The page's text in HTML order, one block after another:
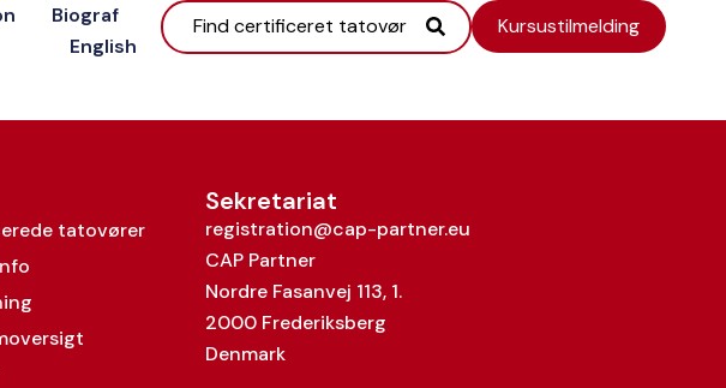
Biograf
English
Find certificeret tatovør Kursustilmelding
tatovører
Sekretariat
registration@cap-partner.eu
CAP Partner
Nordre Fasanvej 113, 1.
2000 Frederiksberg
Denmark